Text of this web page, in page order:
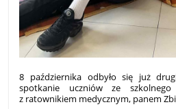
8 października odbyło się już
spotkanie uczniów ze
z ratownikiem medycznym, panem